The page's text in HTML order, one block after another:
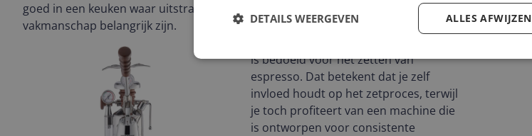
goed in een keuken waar uitstraling en
vakmanschap belangrijk zijn.
is bedoeld voor het zetten van
espresso. Dat betekent dat je zelf
invloed houdt op het zetproces, terwijl
je toch profiteert van een machine die
is ontworpen voor consistente
ALLES AFWIJZEN
DETAILS WEERGEVEN